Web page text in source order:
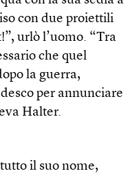
con due proiettili
urlò l’uomo. “Tra
che quel
la guerra,
per annunciare
Halter.
il suo nome,